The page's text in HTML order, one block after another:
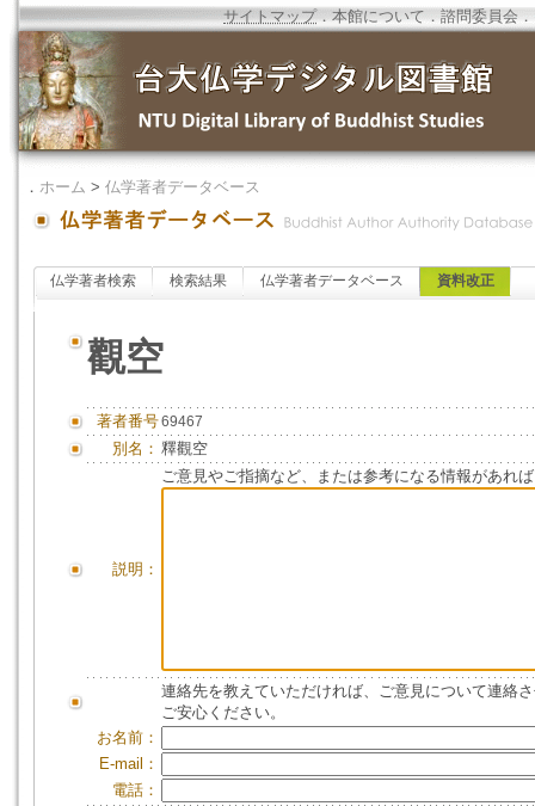
サイトマップ．本館について ．諮問委員会 ．
． ホーム > 仏学著者データベース
仏学著者検索 検索結果 仏学著者データベース 資料改正
觀空
著者番号69467
別名： 釋觀空
説明：
ご意見やご指摘など、または参考になる情報があれ
連絡先を教えていただければ、ご意見について連絡
ご安心ください。
お名前：
E-mail：
電話：